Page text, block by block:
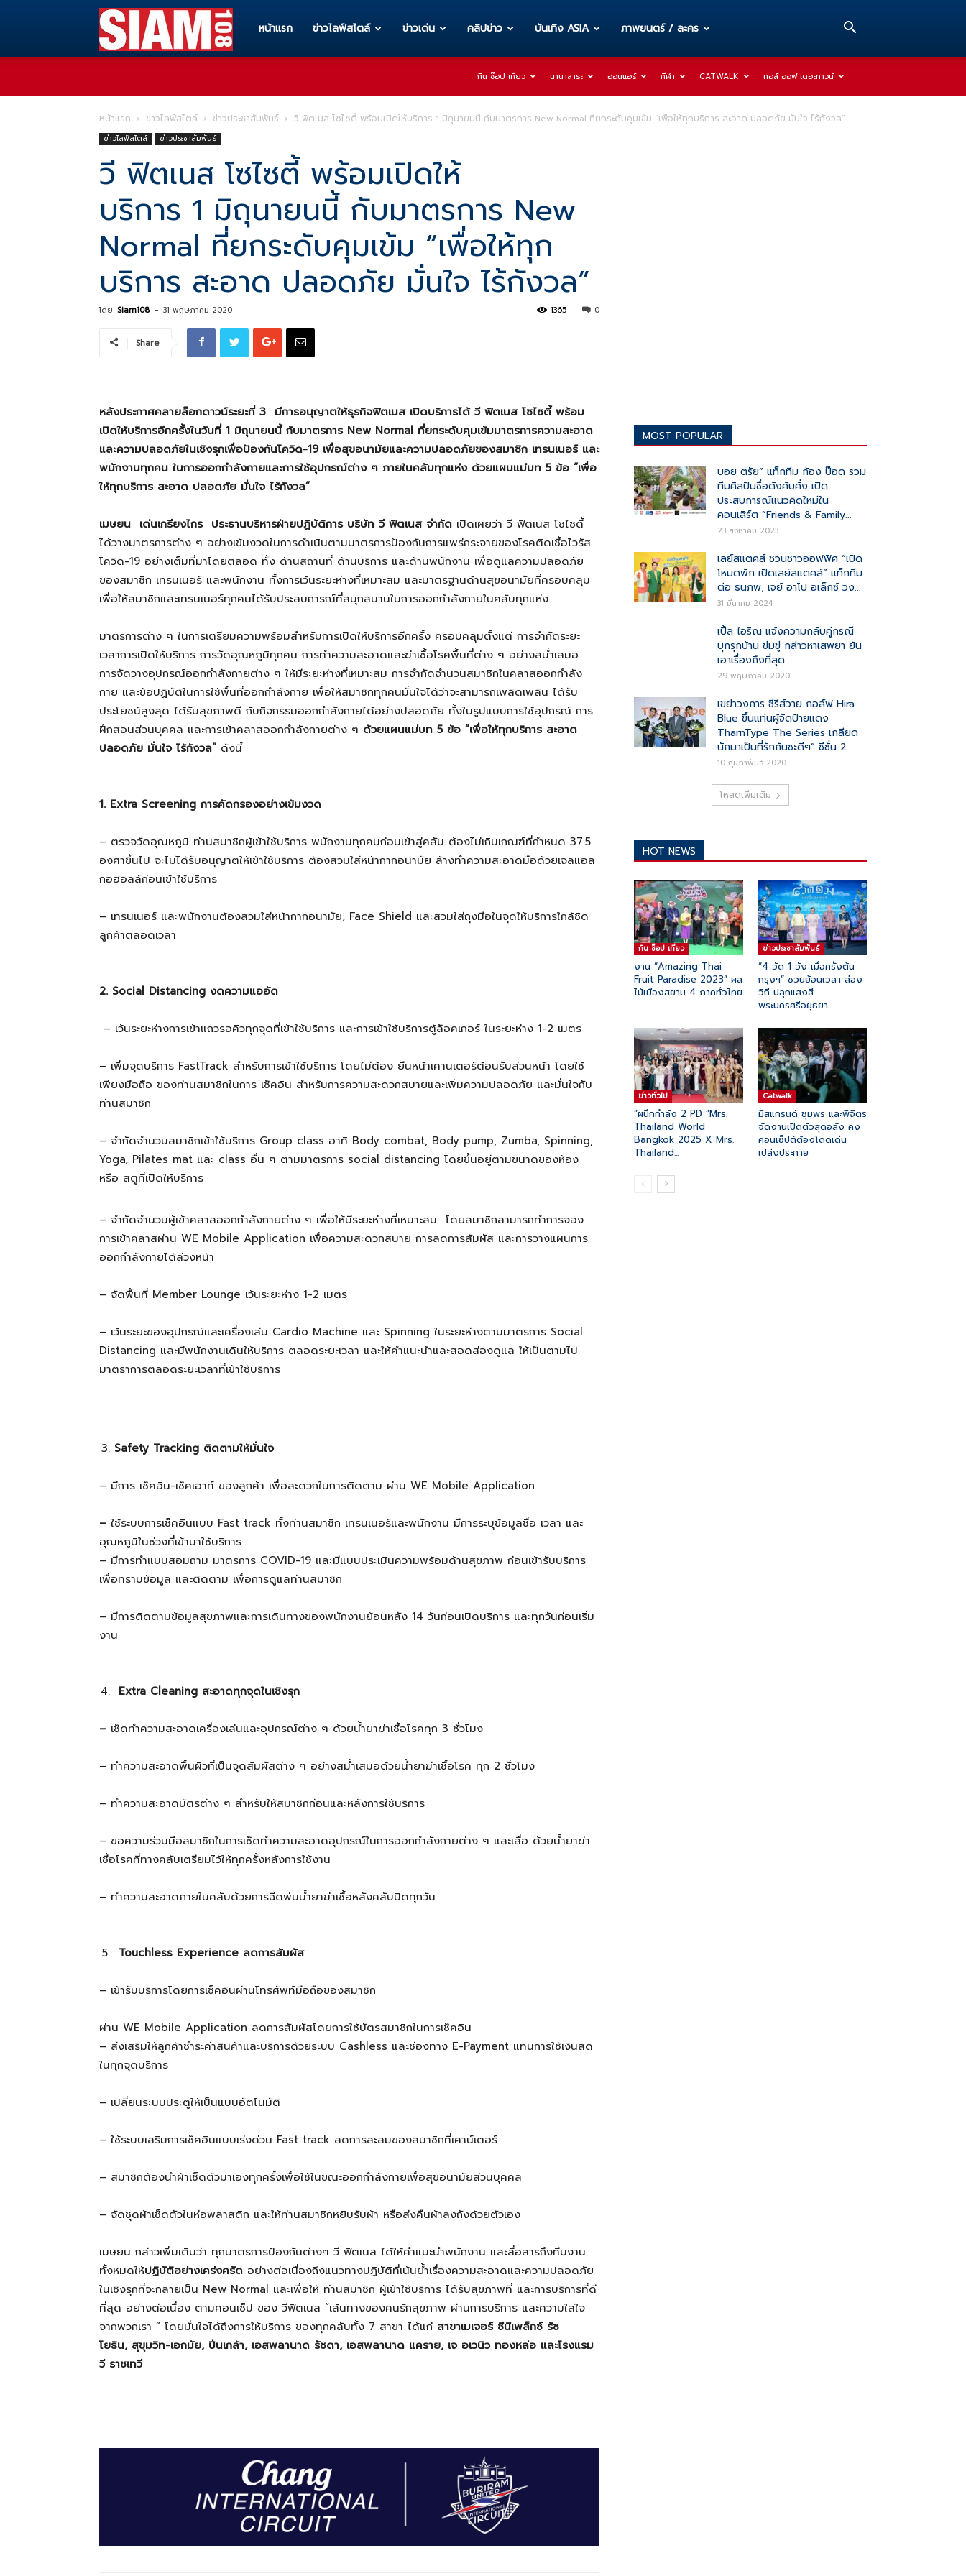
Siam108
ทุก
เรื่อง
เป็น
ความ
จริง
หน้าแรก ข่าวไลฟ์สไตล์ ข่าวเด่น คลิปข่าว บันเทิง ASIA ภาพยนตร์ / ละคร
กิน ช๊อป เที่ยว นานาสาระ ออนแอร์ กีฬา CATWALK ทอล์ ออฟ เดอะทาวน์
หน้าแรก ข่าวไลฟ์สไตล์ ข่าวประชาสัมพันธ์ วี ฟิตเนส โซไซตี้ พร้อมเปิดให้บริการ 1 มิถุนายนนี้ กับมาตรการ New Normal ที่ยกระดับคุมเข้ม “เพื่อให้ทุกบริการ สะอาด ปลอดภัย มั่นใจ ไร้กังวล”
ข่าวไลฟ์สไตล์ ข่าวประชาสัมพันธ์
วี ฟิตเนส โซไซตี้ พร้อมเปิดให้
บริการ 1 มิถุนายนนี้ กับมาตรการ New
Normal ที่ยกระดับคุมเข้ม “เพื่อให้ทุก
บริการ สะอาด ปลอดภัย มั่นใจ ไร้กังวล”
โดย Siam108 - 31 พฤษภาคม 2020 0
1365
Share
หลังประกาศคลายล็อกดาวน์ระยะที่ 3 มีการอนุญาตให้ธุรกิจฟิตเนส เปิดบริการได้ วี ฟิตเนส โซไซตี้ พร้อม
เปิดให้บริการอีกครั้งในวันที่ 1 มิถุนายนนี้ กับมาตรการ New Normal ที่ยกระดับคุมเข้มมาตรการความสะอาด
และความปลอดภัยในเชิงรุกเพื่อป้องกันโควิด-19 เพื่อสุขอนามัยและความปลอดภัยของสมาชิก เทรนเนอร์ และ
พนักงานทุกคน ในการออกกำลังกายและการใช้อุปกรณ์ต่าง ๆ ภายในคลับทุกแห่ง ด้วยแผนแม่บท 5 ข้อ “เพื่อ
ให้ทุกบริการ สะอาด ปลอดภัย มั่นใจ ไร้กังวล”
เมษยน เด่นเกรียงไกร ประธานบริหารฝ่ายปฏิบัติการ บริษัท วี ฟิตเนส จำกัด เปิดเผยว่า วี ฟิตเนส โซไซตี้
ได้วางมาตรการต่าง ๆ อย่างเข้มงวดในการดำเนินตามมาตรการป้องกันการแพร่กระจายของโรคติดเชื้อไวรัส
โควิด-19 อย่างเต็มที่มาโดยตลอด ทั้ง ด้านสถานที่ ด้านบริการ และด้านพนักงาน เพื่อดูแลความปลอดภัย
ของสมาชิก เทรนเนอร์ และพนักงาน ทั้งการเว้นระยะห่างที่เหมาะสม และมาตรฐานด้านสุขอนามัยที่ครอบคลุม
เพื่อให้สมาชิกและเทรนเนอร์ทุกคนได้รับประสบการณ์ที่สนุกสนานในการออกกำลังกายในคลับทุกแห่ง
มาตรการต่าง ๆ ในการเตรียมความพร้อมสำหรับการเปิดให้บริการอีกครั้ง ครอบคลุมตั้งแต่ การจำกัดระยะ
เวลาการเปิดให้บริการ การวัดอุณหภูมิทุกคน การทำความสะอาดและฆ่าเชื้อโรคพื้นที่ต่าง ๆ อย่างสม่ำเสมอ
การจัดวางอุปกรณ์ออกกำลังกายต่าง ๆ ให้มีระยะห่างที่เหมาะสม การจำกัดจำนวนสมาชิกในคลาสออกกำลัง
กาย และข้อปฏิบัติในการใช้พื้นที่ออกกำลังกาย เพื่อให้สมาชิกทุกคนมั่นใจได้ว่าจะสามารถเพลิดเพลิน ได้รับ
ประโยชน์สูงสุด ได้รับสุขภาพดี กับกิจกรรมออกกำลังกายได้อย่างปลอดภัย ทั้งในรูปแบบการใช้อุปกรณ์ การ
ฝึกสอนส่วนบุคคล และการเข้าคลาสออกกำลังกายต่าง ๆ ด้วยแผนแม่บท 5 ข้อ “เพื่อให้ทุกบริการ สะอาด
ปลอดภัย มั่นใจ ไร้กังวล” ดังนี้
1. Extra Screening การคัดกรองอย่างเข้มงวด
– ตรวจวัดอุณหภูมิ ท่านสมาชิกผู้เข้าใช้บริการ พนักงานทุกคนก่อนเข้าสู่คลับ ต้องไม่เกินเกณฑ์ที่กำหนด 37.5
องศาขึ้นไป จะไม่ได้รับอนุญาตให้เข้าใช้บริการ ต้องสวมใส่หน้ากากอนามัย ล้างทำความสะอาดมือด้วยเจลแอล
กอฮอลล์ก่อนเข้าใช้บริการ
– เทรนเนอร์ และพนักงานต้องสวมใส่หน้ากากอนามัย, Face Shield และสวมใส่ถุงมือในจุดให้บริการใกล้ชิด
ลูกค้าตลอดเวลา
2. Social Distancing งดความแออัด
– เว้นระยะห่างการเข้าแถวรอคิวทุกจุดที่เข้าใช้บริการ และการเข้าใช้บริการตู้ล็อคเกอร์ ในระยะห่าง 1-2 เมตร
– เพิ่มจุดบริการ FastTrack สำหรับการเข้าใช้บริการ โดยไม่ต้อง ยืนหน้าเคานเตอร์ต้อนรับส่วนหน้า โดยใช้
เพียงมือถือ ของท่านสมาชิกในการ เช็คอิน สำหรับการความสะดวกสบายและเพิ่มความปลอดภัย และมั่นใจกับ
ท่านสมาชิก
– จำกัดจำนวนสมาชิกเข้าใช้บริการ Group class อาทิ Body combat, Body pump, Zumba, Spinning,
Yoga, Pilates mat และ class อื่น ๆ ตามมาตรการ social distancing โดยขึ้นอยู่ตามขนาดของห้อง
หรือ สตูที่เปิดให้บริการ
– จำกัดจำนวนผู้เข้าคลาสออกกำลังกายต่าง ๆ เพื่อให้มีระยะห่างที่เหมาะสม โดยสมาชิกสามารถทำการจอง
การเข้าคลาสผ่าน WE Mobile Application เพื่อความสะดวกสบาย การลดการสัมผัส และการวางแผนการ
ออกกำลังกายได้ล่วงหน้า
– จัดพื้นที่ Member Lounge เว้นระยะห่าง 1-2 เมตร
– เว้นระยะของอุปกรณ์และเครื่องเล่น Cardio Machine และ Spinning ในระยะห่างตามมาตรการ Social
Distancing และมีพนักงานเดินให้บริการ ตลอดระยะเวลา และให้คำแนะนำและสอดส่องดูแล ให้เป็นตามไป
มาตราการตลอดระยะเวลาที่เข้าใช้บริการ
Safety Tracking ติดตามให้มั่นใจ
– มีการ เช็คอิน-เช็คเอาท์ ของลูกค้า เพื่อสะดวกในการติดตาม ผ่าน WE Mobile Application
– ใช้ระบบการเช็คอินแบบ Fast track ทั้งท่านสมาชิก เทรนเนอร์และพนักงาน มีการระบุข้อมูลชื่อ เวลา และ
อุณหภูมิในช่วงที่เข้ามาใช้บริการ
– มีการทำแบบสอมถาม มาตรการ COVID-19 และมีแบบประเมินความพร้อมด้านสุขภาพ ก่อนเข้ารับบริการ
เพื่อทราบข้อมูล และติดตาม เพื่อการดูแลท่านสมาชิก
– มีการติดตามข้อมูลสุขภาพและการเดินทางของพนักงานย้อนหลัง 14 วันก่อนเปิดบริการ และทุกวันก่อนเริ่ม
งาน
Extra Cleaning สะอาดทุกจุดในเชิงรุก
– เช็ดทำความสะอาดเครื่องเล่นและอุปกรณ์ต่าง ๆ ด้วยน้ำยาฆ่าเชื้อโรคทุก 3 ชั่วโมง
– ทำความสะอาดพื้นผิวที่เป็นจุดสัมผัสต่าง ๆ อย่างสม่ำเสมอด้วยน้ำยาฆ่าเชื้อโรค ทุก 2 ชั่วโมง
– ทำความสะอาดบัตรต่าง ๆ สำหรับให้สมาชิกก่อนและหลังการใช้บริการ
– ขอความร่วมมือสมาชิกในการเช็ดทำความสะอาดอุปกรณ์ในการออกกำลังกายต่าง ๆ และเสื่อ ด้วยน้ำยาฆ่า
เชื้อโรคที่ทางคลับเตรียมไว้ให้ทุกครั้งหลังการใช้งาน
– ทำความสะอาดภายในคลับด้วยการฉีดพ่นน้ำยาฆ่าเชื้อหลังคลับปิดทุกวัน
Touchless Experience ลดการสัมผัส
– เข้ารับบริการโดยการเช็คอินผ่านโทรศัพท์มือถือของสมาชิก
ผ่าน WE Mobile Application ลดการสัมผัสโดยการใช้บัตรสมาชิกในการเช็คอิน
– ส่งเสริมให้ลูกค้าชำระค่าสินค้าและบริการด้วยระบบ Cashless และช่องทาง E-Payment แทนการใช้เงินสด
ในทุกจุดบริการ
– เปลี่ยนระบบประตูให้เป็นแบบอัตโนมัติ
– ใช้ระบบเสริมการเช็คอินแบบเร่งด่วน Fast track ลดการสะสมของสมาชิกที่เคาน์เตอร์
– สมาชิกต้องนำผ้าเช็ดตัวมาเองทุกครั้งเพื่อใช้ในขณะออกกำลังกายเพื่อสุขอนามัยส่วนบุคคล
– จัดชุดผ้าเช็ดตัวในห่อพลาสติก และให้ท่านสมาชิกหยิบรับผ้า หรือส่งคืนผ้าลงถังด้วยตัวเอง
เมษยน กล่าวเพิ่มเติมว่า ทุกมาตรการป้องกันต่างๆ วี ฟิตเนส ได้ให้คำแนะนำพนักงาน และสื่อสารถึงทีมงาน
ทั้งหมดให้ปฏิบัติอย่างเคร่งครัด อย่างต่อเนื่องถึงแนวทางปฏิบัติที่เน้นย้ำเรื่องความสะอาดและความปลอดภัย
ในเชิงรุกที่จะกลายเป็น New Normal และเพื่อให้ ท่านสมาชิก ผู้เข้าใช้บริการ ได้รับสุขภาพที่ และการบริการที่ดี
ที่สุด อย่างต่อเนื่อง ตามคอนเซ็ป ของ วีฟิตเนส “เส้นทางของคนรักสุขภาพ ผ่านการบริการ และความใส่ใจ
จากพวกเรา “ โดยมั่นใจได้ถึงการให้บริการ ของทุกคลับทั้ง 7 สาขา ได้แก่ สาขาเมเจอร์ ซีนีเพล็กซ์ รัช
โยธิน, สุขุมวิท-เอกมัย, ปิ่นเกล้า, เอสพลานาด รัชดา, เอสพลานาด แคราย, เจ อเวนิว ทองหล่อ และโรงแรม
วี ราชเทวี
MOST POPULAR
บอย ตรัย” แท็กทีม ก้อง ป๊อด รวม
ทีมศิลปินชื่อดังคับคั่ง เปิด
ประสบการณ์แนวคิดใหม่ใน
คอนเสิร์ต “Friends & Family...
23 สิงหาคม 2023
เลย์สแตคส์ ชวนชาวออฟฟิศ “เปิด
โหมดพัก เปิดเลย์สแตคส์” แท็กทีม
ต่อ ธนภพ, เจย์ อาโป อเล็กซ์ วง...
31 มีนาคม 2024
เปิ้ล ไอริณ แจ้งความกลับคู่กรณี
บุกรุกบ้าน ข่มขู่ กล่าวหาเสพยา ยัน
เอาเรื่องถึงที่สุด
29 พฤษภาคม 2020
เขย่าวงการ ซีรีส์วาย กอล์ฟ Hira
Blue ขึ้นแท่นผู้จัดป้ายแดง
TharnType The Series เกลียด
นักมาเป็นที่รักกันซะดีๆ” ซีซั่น 2
10 กุมภาพันธ์ 2020
โหลดเพิ่มเติม
HOT NEWS
กิน ช๊อป เที่ยว
งาน “Amazing Thai
Fruit Paradise 2023” ผล
ไม้เมืองสยาม 4 ภาคทั่วไทย
ข่าวประชาสัมพันธ์
“4 วัด 1 วัง เมื่อครั้งต้น
กรุงฯ” ชวนย้อนเวลา ส่อง
วิถี ปลุกแสงสี
พระนครศรีอยุธยา
ข่าวทั่วไป
“ผนึกกำลัง 2 PD “Mrs.
Thailand World
Bangkok 2025 X Mrs.
Thailand...
Catwalk
มิสแกรนด์ ชุมพร และพิจิตร
จัดงานเปิดตัวสุดอลัง คง
คอนเซ็ปต์ต้องโดดเด่น
เปล่งประกาย